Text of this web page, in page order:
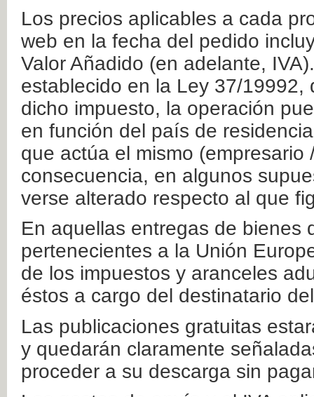
Los precios aplicables a cada
web en la fecha del pedido
Valor Añadido (en adelante,
establecido en la Ley 37/
dicho impuesto, la operación
en función del país de
que actúa el mismo
consecuencia, en algunos
verse alterado respecto al que
En aquellas entregas de bienes
pertenecientes a la Unión
de los impuestos y aranceles
éstos a cargo del destinatario
Las publicaciones gratuitas
y quedarán claramente
proceder a su descarga sin